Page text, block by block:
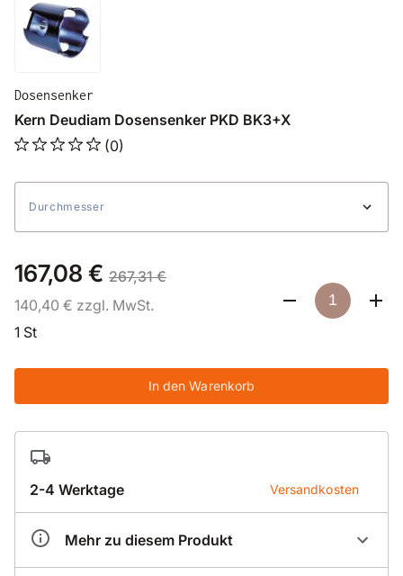
Dosensenker
Kern Deudiam Dosensenker PKD BK3+X
(0)
Durchmesser
167,08 € 267,31 €
140,40 € zzgl. MwSt.
1 St
In den Warenkorb
2-4 Werktage Versandkosten
Mehr zu diesem Produkt